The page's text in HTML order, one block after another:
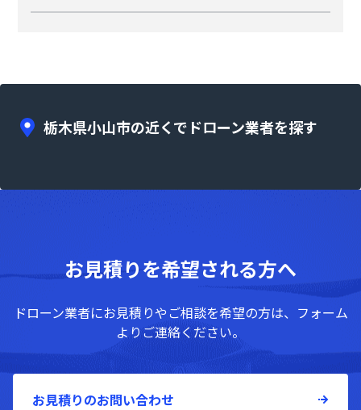
栃木県小山市の近くでドローン業者を探す
お見積りを希望される方へ
ドローン業者にお見積りやご相談を希望の方は、フォーム
よりご連絡ください。
お見積りのお問い合わせ